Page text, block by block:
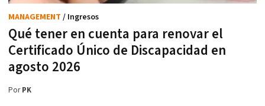
Qué tener en cuenta para renovar el
Certificado Único de Discapacidad en
agosto 2026
MANAGEMENT / Ingresos
PorPK